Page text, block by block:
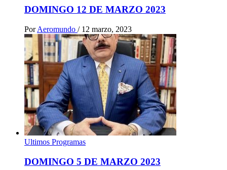
DOMINGO 12 DE MARZO 2023
Por Aeromundo / 12 marzo, 2023
Ultimos Programas
DOMINGO 5 DE MARZO 2023